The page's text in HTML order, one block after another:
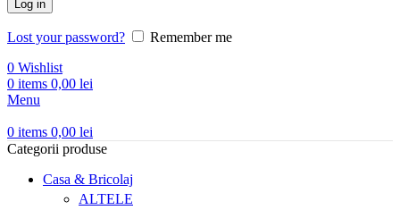
Log in
Lost your password?
Remember me
0 Wishlist
0 items 0,00 lei
Menu
0 items 0,00 lei
Categorii produse
Casa & Bricolaj
ALTELE